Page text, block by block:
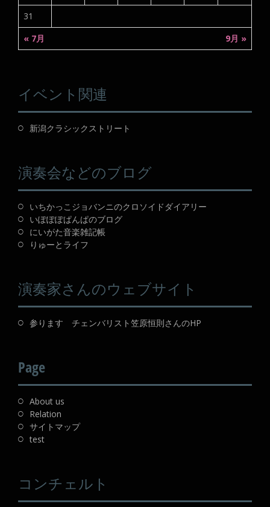
« 7月 9月 »
31
イベント関連
新潟クラシックストリート
演奏会などのブログ
いちかっこジョバンニのクロソイドダイアリー
いぽぽぽぱんぱのブログ
にいがた音楽雑記帳
りゅーとライフ
演奏家さんのウェブサイト
参ります チェンバリスト笠原恒則さんのHP
Page
About us
Relation
サイトマップ
test
コンチェルト